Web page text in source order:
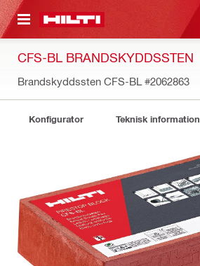
GÅ TILL HUVUDSIDAN
CFS-BL BRANDSKYDDSSTEN
Brandskyddssten CFS-BL #2062863
Konfigurator Teknisk information